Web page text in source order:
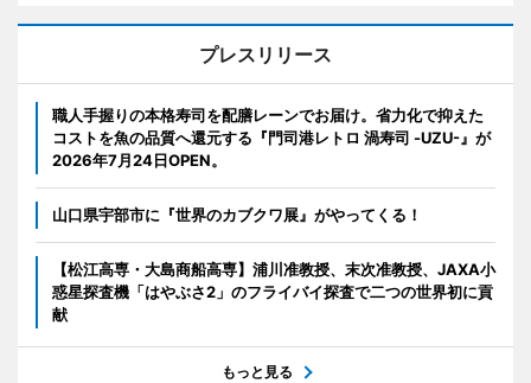
プレスリリース
職人手握りの本格寿司を配膳レーンでお届け。省力化で抑えた
コストを魚の品質へ還元する『門司港レトロ 渦寿司 -UZU-』が
2026年7月24日OPEN。
山口県宇部市に『世界のカブクワ展』がやってくる！
【松江高専・大島商船高専】浦川准教授、末次准教授、JAXA小
惑星探査機「はやぶさ2」のフライバイ探査で二つの世界初に貢
献
もっと見る